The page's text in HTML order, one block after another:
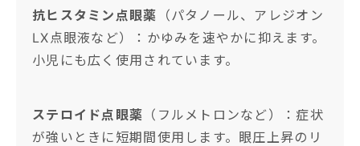
抗ヒスタミン点眼薬 （パタノール、アレジオン
LX点眼液など）：かゆみを速やかに抑えます。
小児にも広く使用されています。
ステロイド点眼薬 （フルメトロンなど）：症状
が強いときに短期間使用します。眼圧上昇のリ